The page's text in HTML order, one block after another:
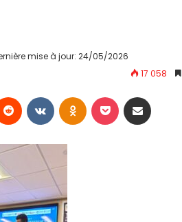
mise à jour: 24/05/2026
17 058